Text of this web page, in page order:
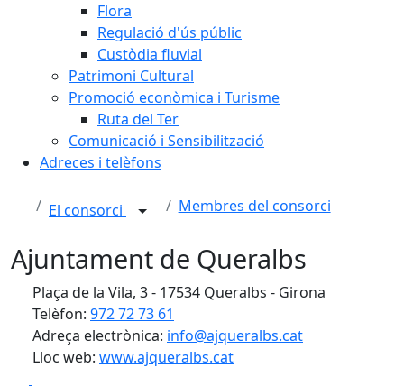
Flora
Regulació d'ús públic
Custòdia fluvial
Patrimoni Cultural
Promoció econòmica i Turisme
Ruta del Ter
Comunicació i Sensibilització
Adreces i telèfons
El consorci Membres del consorci
Ajuntament de Queralbs
Plaça de la Vila, 3 - 17534 Queralbs - Girona
Telèfon: 972 72 73 61
Adreça electrònica: info@ajqueralbs.cat
Lloc web: www.ajqueralbs.cat